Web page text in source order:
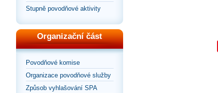
Stupně povodňové aktivity
Organizační část
Povodňové komise
Organizace povodňové služby
Způsob vyhlašování SPA